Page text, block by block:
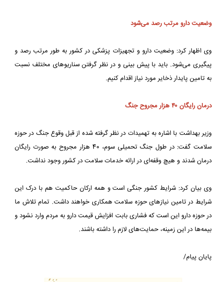
وضعیت دارو مرتب رصد می‌شود
وی اظهار کرد: وضعیت دارو و تجهیزات پزشکی در کشور به طور مرتب رصد و
پیگیری می‌شود. باید با پیش بینی و در نظر گرفتن سناریوهای مختلف نسبت
به تامین پایدار ذخایر مورد نیاز اقدام کنیم.
درمان رایگان ۴۰ هزار مجروح جنگ
وزیر بهداشت با اشاره به تهمیدات در نظر گرفته شده از قبل وقوع جنگ در حوزه
سلامت گفت: در طول جنگ تحمیلی سوم، 40 هزار مجروح به صورت رایگان
درمان شدند و هیچ وقفه‌ای در ارائه خدمات سلامت در کشور وجود نداشت.
وی بیان کرد: شرایط کشور جنگی است و همه ارکان حاکمیت هم با درک این
شرایط در تامین نیازهای حوزه سلامت همکاری خواهند داشت. تمام تلاش ما
در حوزه دارو این است که فشاری بابت افزایش قیمت دارو به مردم وارد نشود و
بیمه‌ها در این زمینه، حمایت‌های لازم را داشته باشند.
پایان پیام/